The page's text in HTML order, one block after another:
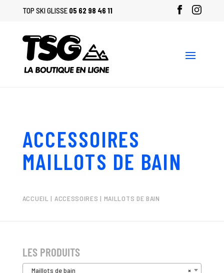
TOP SKI GLISSE 05 62 98 46 11
ACCESSOIRES
MAILLOTS DE BAIN
ACCUEIL | ACCESSOIRES | MAILLOTS DE BAIN
LES PRODUITS
×
Maillots de bain